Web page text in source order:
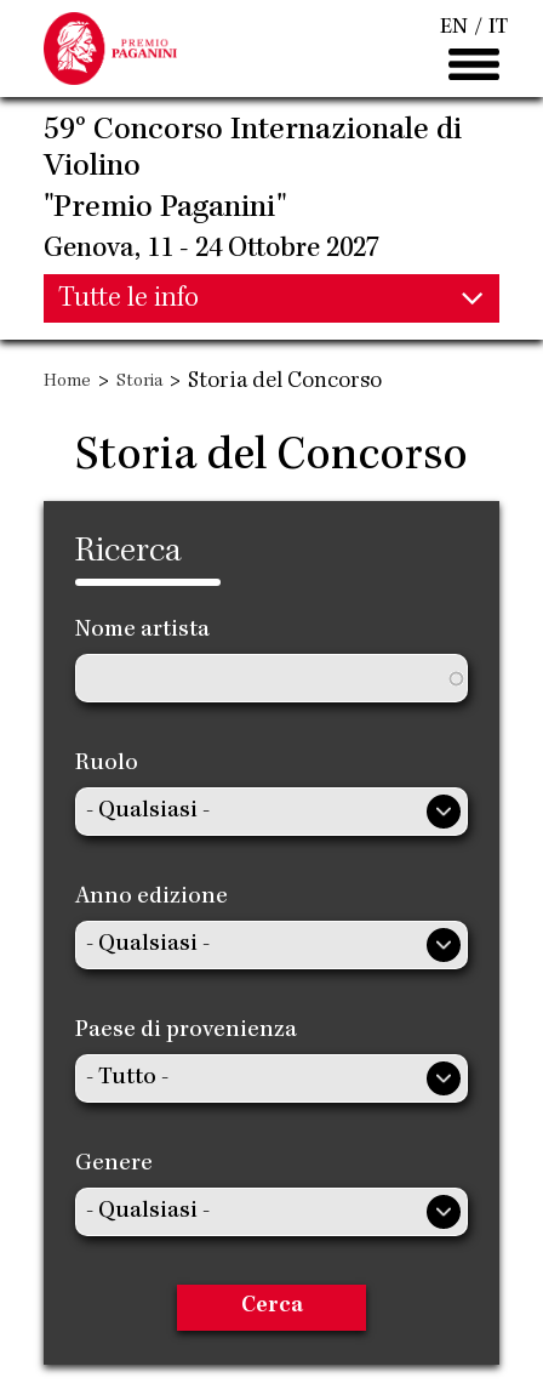
contenuto
principale
EN IT
59° Concorso Internazionale di
Violino
"Premio Paganini"
Genova, 11 - 24 Ottobre 2027
Main
navigation
Tutte le info
Main
navigation
Home > Storia > Storia del Concorso
Storia del Concorso
Ricerca
Nome artista
Ruolo
Anno edizione
Paese di provenienza
Genere